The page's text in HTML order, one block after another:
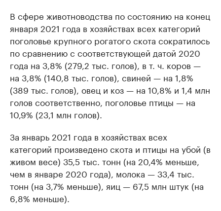
В сфере животноводства по состоянию на конец
января 2021 года в хозяйствах всех категорий
поголовье крупного рогатого скота сократилось
по сравнению с соответствующей датой 2020
года на 3,8% (279,2 тыс. голов), в т. ч. коров —
на 3,8% (140,8 тыс. голов), свиней — на 1,8%
(389 тыс. голов), овец и коз — на 10,8% и 1,4 млн
голов соответственно, поголовье птицы — на
10,9% (23,1 млн голов).
За январь 2021 года в хозяйствах всех
категорий произведено скота и птицы на убой (в
живом весе) 35,5 тыс. тонн (на 20,4% меньше,
чем в январе 2020 года), молока — 33,4 тыс.
тонн (на 3,7% меньше), яиц — 67,5 млн штук (на
6,8% меньше).